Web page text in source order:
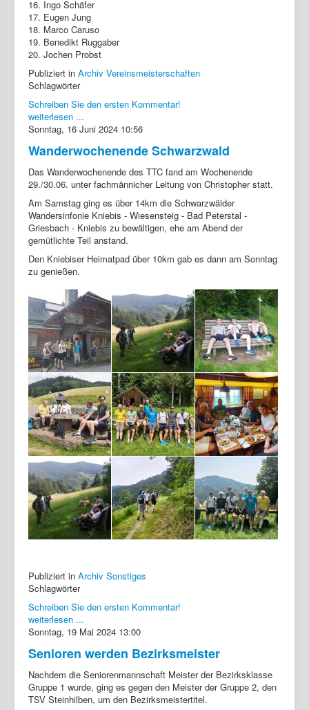
16. Ingo Schäfer
17. Eugen Jung
18. Marco Caruso
19. Benedikt Ruggaber
20. Jochen Probst
Publiziert in Archiv Vereinsmeisterschaften
Schlagwörter
Schreiben Sie den ersten Kommentar!
weiterlesen ...
Sonntag, 16 Juni 2024 10:56
Wanderwochenende Schwarzwald
Das Wanderwochenende des TTC fand am Wochenende
29./30.06. unter fachmännicher Leitung von Christopher statt.
Am Samstag ging es über 14km die Schwarzwälder
Wandersinfonie Kniebis - Wiesensteig - Bad Peterstal -
Griesbach - Kniebis zu bewältigen, ehe am Abend der
gemütlichte Teil anstand.
Den Kniebiser Heimatpad über 10km gab es dann am Sonntag
zu genießen.
Publiziert in Archiv Sonstiges
Schlagwörter
Schreiben Sie den ersten Kommentar!
weiterlesen ...
Sonntag, 19 Mai 2024 13:00
Senioren werden Bezirksmeister
Nachdem die Seniorenmannschaft Meister der Bezirksklasse
Gruppe 1 wurde, ging es gegen den Meister der Gruppe 2, den
TSV Steinhilben, um den Bezirksmeistertitel.